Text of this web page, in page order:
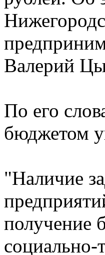
Валерий
По его
бюджетом
"Наличие
получение
социально-